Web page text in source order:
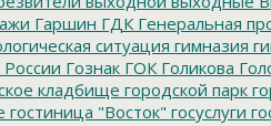
Гаршин ГДКГенеральная
ситуация гимназия
Гознак ГОКГоликова
кладбище городской парк
гостиница "Восток" госуслуги